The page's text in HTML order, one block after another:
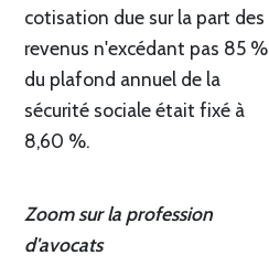
cotisation due sur la part des
revenus n'excédant pas 85 %
du plafond annuel de la
sécurité sociale était fixé à
8,60 %.
Zoom sur la profession
d'avocats